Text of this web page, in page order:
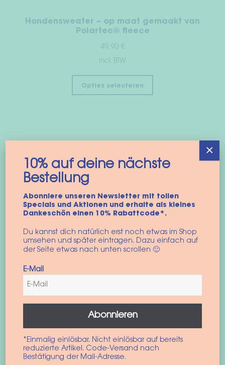
Hondensweater – op maat gemaakt van
Polartec® fleece
49,90 €
incl. BTW
Opties selecteren
Hondenjas “Wrap” gemaakt van Polartec®
fleece
44,90€ –54,90
10% auf deine nächste
Bestellung
Abonniere unseren Newsletter mit tollen
Specials und Aktionen und erhalte als kleines
Dankeschön einen 10% Rabattcode*.
Du kannst dich natürlich erst noch etwas im Shop
umsehen und später eintragen. Dazu einfach auf
der Seite etwas nach unten scrollen 🙂
E-Mail
Abonnieren
*Einmalig einlösbar. Nicht einlösbar auf bereits
reduzierte Artikel. Code-Versand nach
Bestätigung der Mail-Adresse.
×